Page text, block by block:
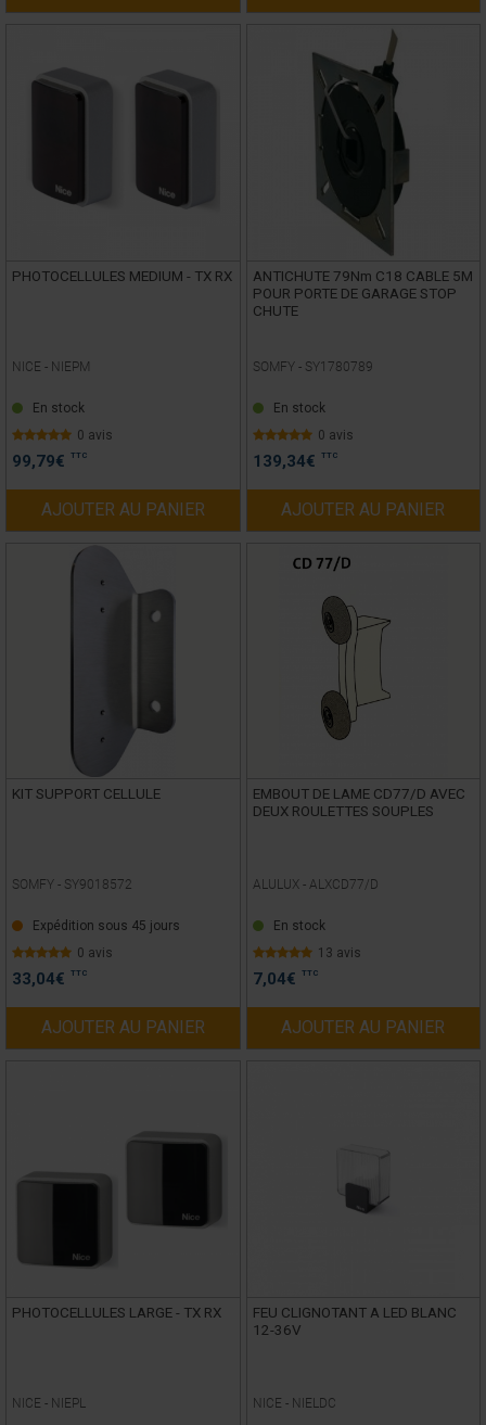
PHOTOCELLULES MEDIUM - TX RX
NICE - NIEPM
En stock
0 avis
99,79€ TTC
AJOUTER AU PANIER
ANTICHUTE 79Nm C18 CABLE 5M
POUR PORTE DE GARAGE STOP
CHUTE
SOMFY - SY1780789
En stock
0 avis
139,34€ TTC
AJOUTER AU PANIER
KIT SUPPORT CELLULE
SOMFY - SY9018572
Expédition sous 45 jours
0 avis
33,04€ TTC
AJOUTER AU PANIER
EMBOUT DE LAME CD77/D AVEC
DEUX ROULETTES SOUPLES
ALULUX - ALXCD77/D
En stock
13 avis
7,04€ TTC
AJOUTER AU PANIER
PHOTOCELLULES LARGE - TX RX
NICE - NIEPL
FEU CLIGNOTANT A LED BLANC
12-36V
NICE - NIELDC